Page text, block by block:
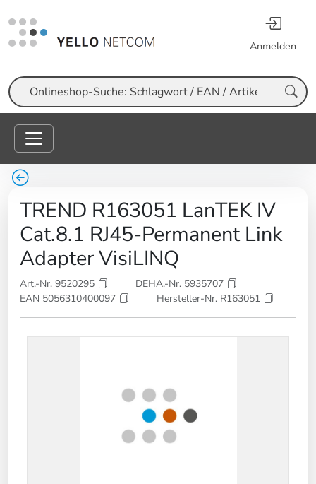
Anmelden
Suche
TREND R163051 LanTEK IV
Cat.8.1 RJ45-Permanent Link
Adapter VisiLINQ
Art.-Nr. 9520295
DEHA.-Nr. 5935707
EAN 5056310400097
Hersteller-Nr. R163051